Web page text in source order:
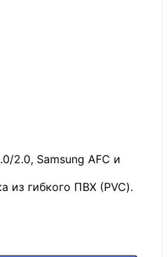
2.0, Samsung AFC и
из гибкого ПВХ (PVC).